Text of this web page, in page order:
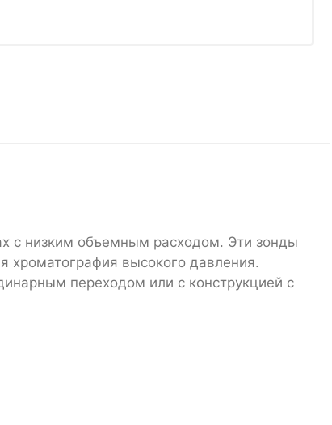
с низким объемным расходом. Эти зонды
хроматография высокого давления.
переходом или с конструкцией с